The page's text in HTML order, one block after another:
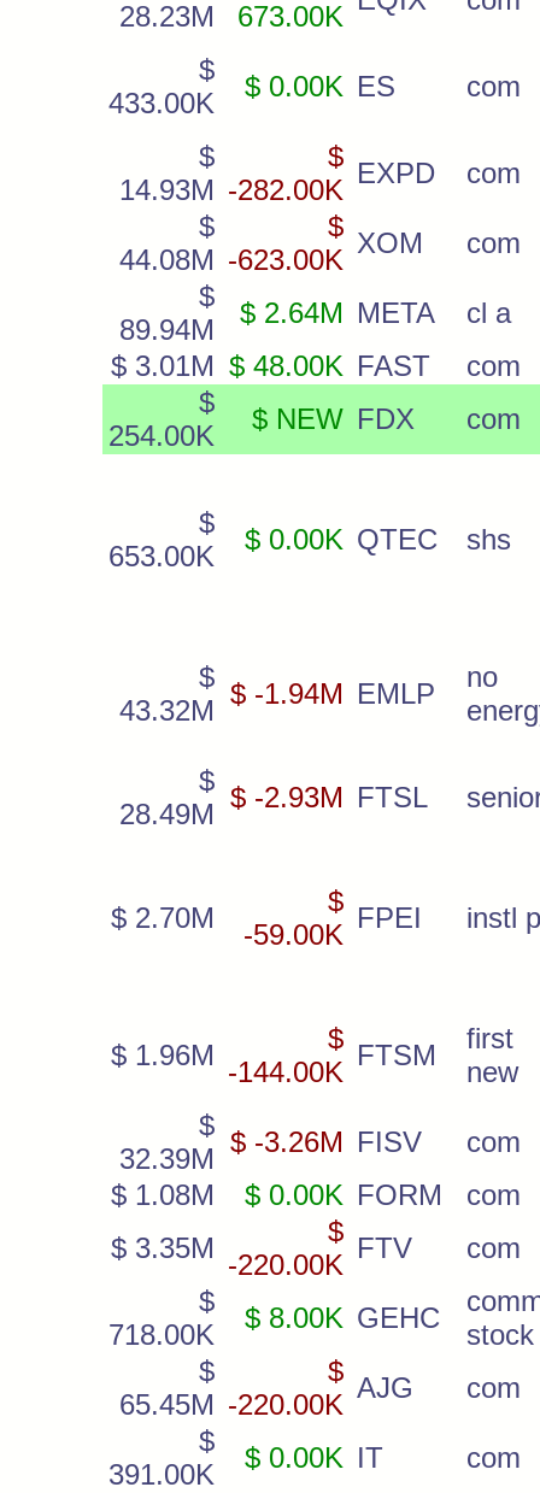
28.23M 673.00K
$
433.00K
$ 0.00K ES com
$
14.93M
$
-282.00K
EXPD
com
$
44.08M
$
-623.00K
XOM
com
$
89.94M
$ 2.64M META
cl a
$ 3.01M $ 48.00K FAST
com
$
254.00K
$ NEW FDX com
$
653.00K
$ 0.00K QTEC shs
$
43.32M
$ -1.94M EMLP
no
$
28.49M
$ -2.93M FTSL
$ 2.70M
$
-59.00K
FPEI instl
$ 1.96M
$
-144.00K
FTSM
first
new
$
32.39M
$ -3.26M FISV
com
$ 1.08M
$ 0.00K FORM
com
$ 3.35M
$
-220.00K
FTV
com
$
718.00K
$ 8.00K GEHC
stock
$
65.45M
$
-220.00K
AJG
com
$
391.00K
$ 0.00K IT
com